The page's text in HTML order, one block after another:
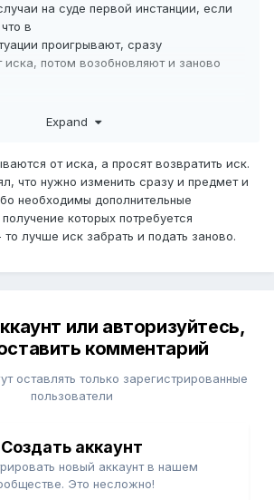
на суде первой инстанции, если
в
проигрывают, сразу
иска, потом возобновляют и заново
Expand
от иска, а просят возвратить иск.
что нужно изменить сразу и предмет и
необходимы дополнительные
которых потребуется
лучше иск забрать и подать заново.
или авторизуйтесь,
комментарий
оставлять только зарегистрированные
пользователи
Создать аккаунт
новый аккаунт в нашем
Это несложно!